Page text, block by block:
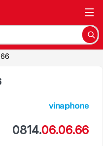
0814.06.06.66